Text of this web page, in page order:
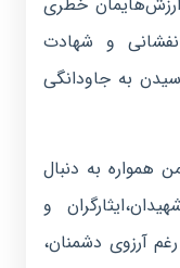
و شهادت
به جاودانگی
همواره به دنبال
و
آرزوی دشمنان،